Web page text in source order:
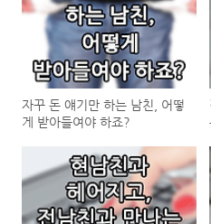
자꾸 돈 얘기만 하는 남친, 어떻
게 받아들여야 하죠?